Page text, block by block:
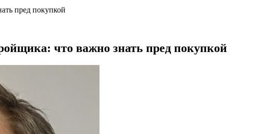
пред покупкой
что важно знать пред покупкой